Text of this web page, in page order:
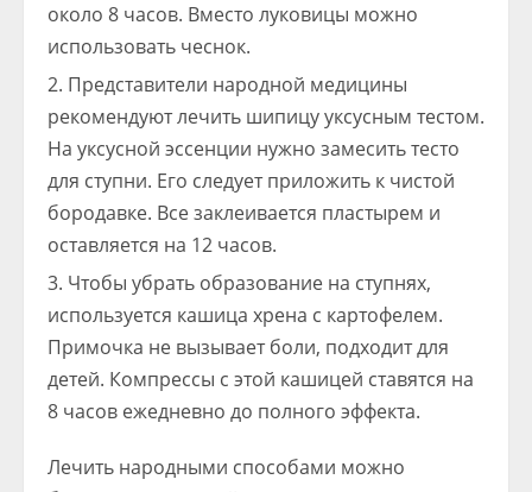
около 8 часов. Вместо луковицы можно
использовать чеснок.
Представители народной медицины
рекомендуют лечить шипицу уксусным тестом.
На уксусной эссенции нужно замесить тесто
для ступни. Его следует приложить к чистой
бородавке. Все заклеивается пластырем и
оставляется на 12 часов.
Чтобы убрать образование на ступнях,
используется кашица хрена с картофелем.
Примочка не вызывает боли, подходит для
детей. Компрессы с этой кашицей ставятся на
8 часов ежедневно до полного эффекта.
Лечить народными способами можно